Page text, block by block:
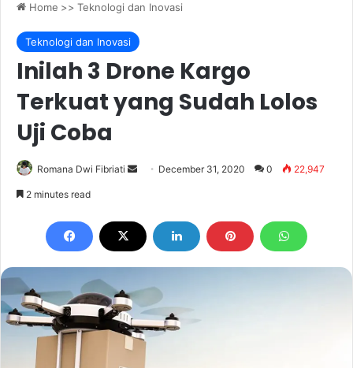
Home >> Teknologi dan Inovasi
Teknologi dan Inovasi
Inilah 3 Drone Kargo
Terkuat yang Sudah Lolos
Uji Coba
Romana Dwi Fibriati
Send December 31, 2020 0 22,947
2 minutes read